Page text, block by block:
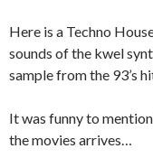
Here is a Techno
sounds of the kwel
sample from the 93’s
It was funny to
the movies arrives…